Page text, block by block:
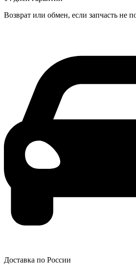
Возврат или обмен, если запчасть не
Доставка по России